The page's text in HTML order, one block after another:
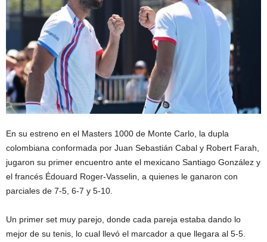
En su estreno en el Masters 1000 de Monte Carlo, la dupla
colombiana conformada por Juan Sebastián Cabal y Robert Farah,
jugaron su primer encuentro ante el mexicano Santiago González y
el francés Édouard Roger-Vasselin, a quienes le ganaron con
parciales de 7-5, 6-7 y 5-10.
Un primer set muy parejo, donde cada pareja estaba dando lo
mejor de su tenis, lo cual llevó el marcador a que llegara al 5-5.